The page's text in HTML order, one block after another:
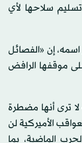
سلاحها لأي
إن «الفصائل
موقفها الرافض
ترى أنها مضطرة
الأميركية لن
الماضية، بما